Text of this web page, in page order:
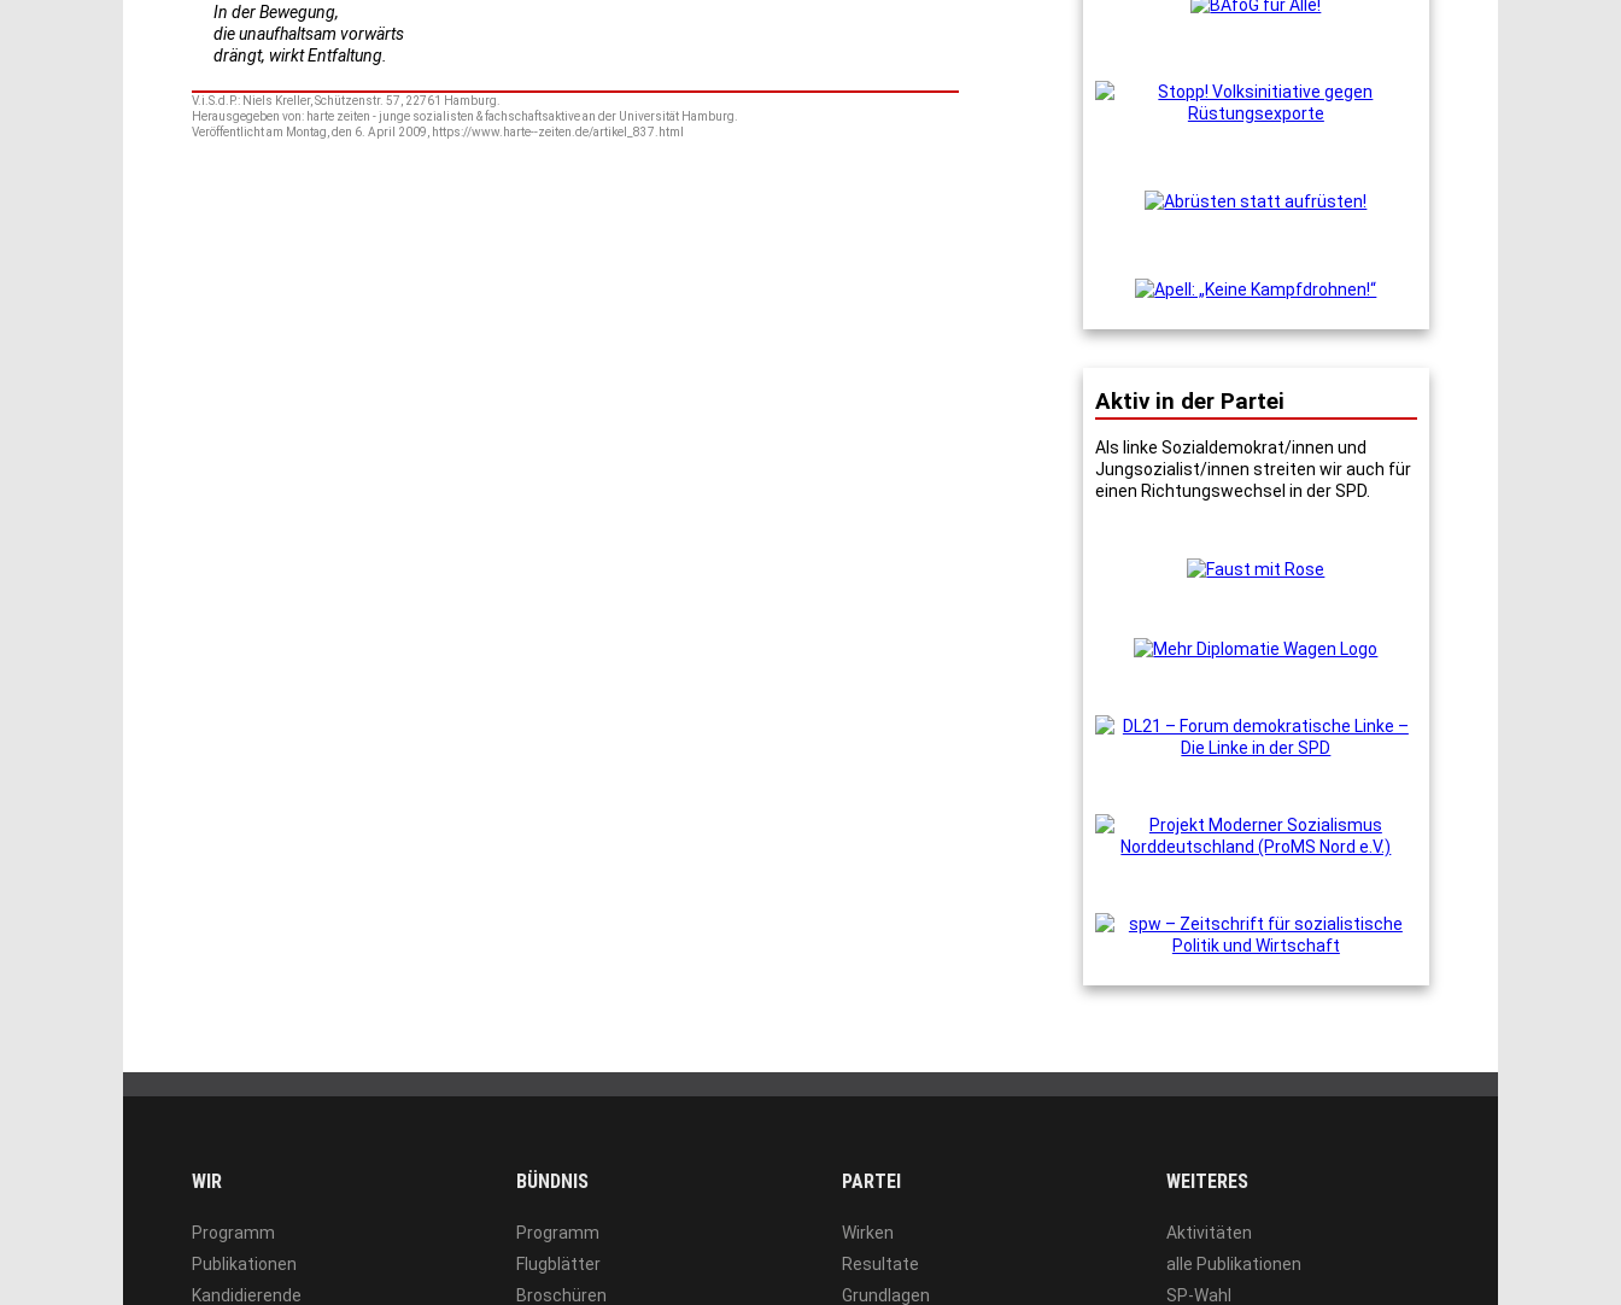
In der Bewegung,
die unaufhaltsam vorwärts
drängt, wirkt Entfaltung.
V.i.S.d.P.: Niels Kreller, Schützenstr. 57, 22761 Hamburg.
Herausgegeben von: harte zeiten - junge sozialisten & fachschaftsaktive an der Universität Hamburg.
Veröffentlicht am Montag, den 6. April 2009, https://www.harte--zeiten.de/artikel_837.html
Aktiv in der Partei
Als linke Sozialdemokrat/innen und
Jungsozialist/innen streiten wir auch für
einen Richtungswechsel in der SPD.
WIR
Programm
Publikationen
Kandidierende
BÜNDNIS
Programm
Flugblätter
Broschüren
PARTEI
Wirken
Resultate
Grundlagen
WEITERES
Aktivitäten
alle Publikationen
SP-Wahl